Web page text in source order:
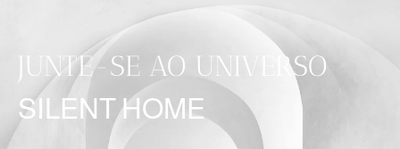
JUNTE-SE AO UNIVERSO
SILENT HOME